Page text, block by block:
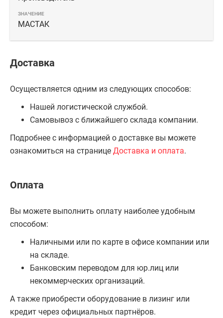
МАСТАК
Доставка
Осуществляется одним из следующих способов:
Нашей логистической службой.
Самовывоз с ближайшего склада компании.
Подробнее с информацией о доставке вы можете
ознакомиться на странице Доставка и оплата.
Оплата
Вы можете выполнить оплату наиболее удобным
способом:
Наличными или по карте в офисе компании или
на складе.
Банковским переводом для юр.лиц или
некоммерческих организаций.
А также приобрести оборудование в лизинг или
кредит через официальных партнёров.